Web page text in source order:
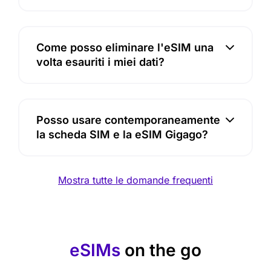
Come posso eliminare l'eSIM una
volta esauriti i miei dati?
Posso usare contemporaneamente
la scheda SIM e la eSIM Gigago?
Mostra tutte le domande frequenti
eSIMs on the go